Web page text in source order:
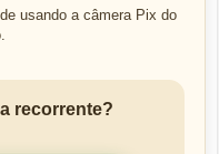
usando a câmera Pix do
recorrente?